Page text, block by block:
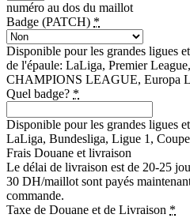
numéro au dos du maillot
Badge (PATCH) *
Disponible pour les grandes ligues
de l'épaule: LaLiga, Premier
CHAMPIONS LEAGUE, Europa
Quel badge? *
Disponible pour les grandes ligues
LaLiga, Bundesliga, Ligue 1,
Frais Douane et livraison
Le délai de livraison est de 20-25
30 DH/maillot sont payés
commande.
Taxe de Douane et de Livraison *